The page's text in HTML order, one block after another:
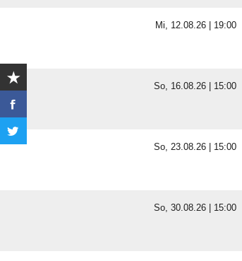
Mi, 12.08.26 | 19:00
So, 16.08.26 | 15:00
So, 23.08.26 | 15:00
So, 30.08.26 | 15:00